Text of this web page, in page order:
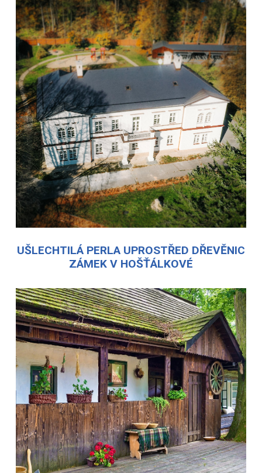
UŠLECHTILÁ PERLA UPROSTŘED DŘEVĚNIC
ZÁMEK V HOŠŤÁLKOVÉ